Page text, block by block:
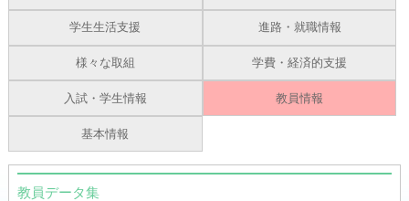
学生生活支援 進路・就職情報
様々な取組 学費・経済的支援
入試・学生情報 教員情報
基本情報
教員データ集